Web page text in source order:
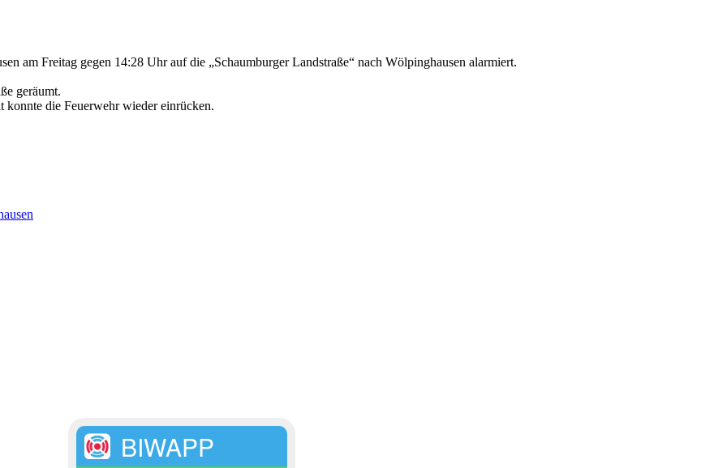
am Freitag gegen 14:28 Uhr auf die „Schaumburger Landstraße“ nach Wölpinghausen alarmiert.
geräumt.
die Feuerwehr wieder einrücken.
BIWAPP